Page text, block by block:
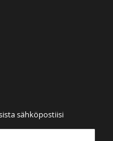
sähköpostiisi